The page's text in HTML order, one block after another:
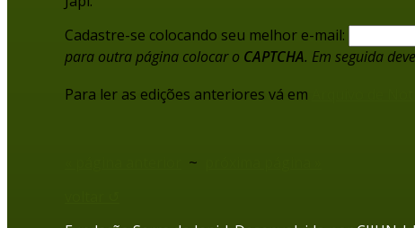
Cadastre-se colocando seu melhor e-mail:
para outra página colocar o CAPTCHA. Em seguida
Para ler as edições anteriores vá em
~